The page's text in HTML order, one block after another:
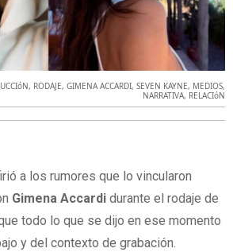
, RODAJE, GIMENA ACCARDI, SEVEN KAYNE, MEDIOS,
NARRATIVA, RELACIóN
a los rumores que lo vincularon
Gimena Accardi durante el rodaje de
todo lo que se dijo en ese momento
y del contexto de grabación.